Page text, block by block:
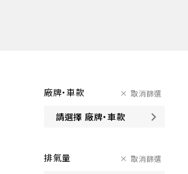
廠牌・車款
請選擇 廠牌・車款
取消篩選
排氣量 取消篩選